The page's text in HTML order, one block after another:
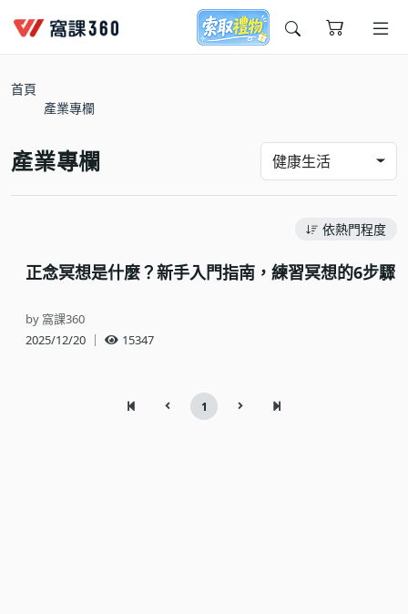
今天想要學什麼?
首頁
產業專欄
產業專欄 健康生活
依熱門程度
正念冥想是什麼？新手入門指南，練習冥想的6步驟
by 窩課360
2025/12/20 ｜ 15347
1